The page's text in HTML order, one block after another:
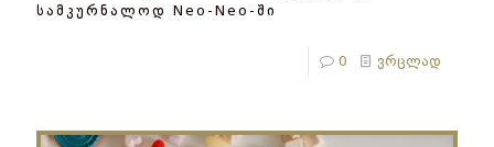
სამკურნალოდ Neo-Neo-ში
0 ვრცლად